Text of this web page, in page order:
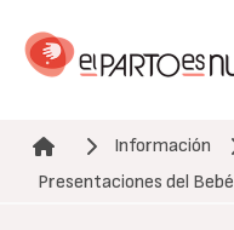
contenido
Ruta de navegación
Información
Presentaciones del Bebé